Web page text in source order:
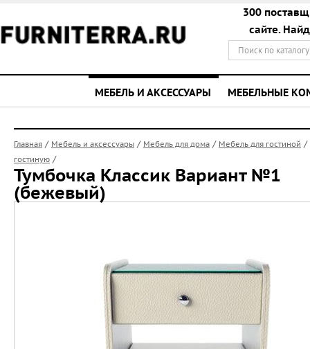
300
сайте.
МЕБЕЛЬ И АКСЕССУАРЫ МЕБЕЛЬНЫЕ
Главная / Мебель и аксессуары / Мебель для дома / Мебель для гостиной /
гостиную /
Тумбочка Классик Вариант №1
(бежевый)